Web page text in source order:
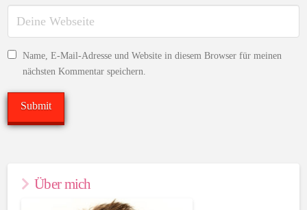
Name, E-Mail-Adresse und Website in diesem Browser für meinen
nächsten Kommentar speichern.
Über mich